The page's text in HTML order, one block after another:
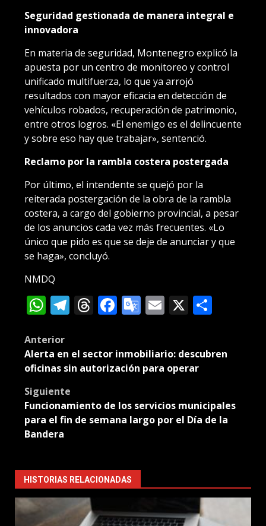
Seguridad gestionada de manera integral e
innovadora
En materia de seguridad, Montenegro explicó la
apuesta por un centro de monitoreo y control
unificado multifuerza, lo que ya arrojó
resultados con mayor eficacia en detección de
vehículos robados, recuperación de patrimonio,
entre otros logros. «El enemigo es el delincuente
y sobre eso hay que trabajar», sentenció.
Reclamo por la rambla costera postergada
Por último, el intendente se quejó por la
reiterada postergación de la obra de la rambla
costera, a cargo del gobierno provincial, a pesar
de los anuncios cada vez más frecuentes. «Lo
único que pido es que se deje de anunciar y que
se haga», concluyó.
NMDQ
WhatsApp
Telegram
Threads
Facebook
Google
Email
X
Post
navigation
Anterior
Alerta en el sector inmobiliario: descubren
oficinas sin autorización para operar
Siguiente
Funcionamiento de los servicios municipales
para el fin de semana largo por el Día de la
Bandera
HISTORIAS RELACIONADAS